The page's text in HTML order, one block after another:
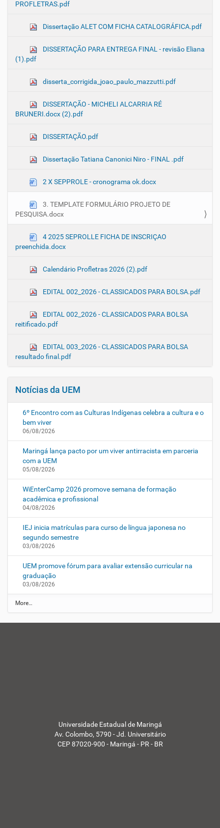
PROFLETRAS.pdf
Dissertação ALET COM FICHA CATALOGRÁFICA.pdf
DISSERTAÇÃO PARA ENTREGA FINAL - revisão Eliana
(1).pdf
disserta_corrigida_joao_paulo_mazzutti.pdf
DISSERTAÇÃO - MICHELI ALCARRIA RÉ
BRUNERI.docx (2).pdf
DISSERTAÇÃO.pdf
Dissertação Tatiana Canonici Niro - FINAL .pdf
2 X SEPPROLE - cronograma ok.docx
3. TEMPLATE FORMULÁRIO PROJETO DE
PESQUISA.docx
4 2025 SEPROLLE FICHA DE INSCRIÇAO
preenchida.docx
Calendário Profletras 2026 (2).pdf
EDITAL 002_2026 - CLASSICADOS PARA BOLSA.pdf
EDITAL 002_2026 - CLASSICADOS PARA BOLSA
reitificado.pdf
EDITAL 003_2026 - CLASSICADOS PARA BOLSA
resultado final.pdf
Notícias da UEM
6º Encontro com as Culturas Indígenas celebra a cultura e o
bem viver
06/08/2026
Maringá lança pacto por um viver antirracista em parceria
com a UEM
05/08/2026
WiEnterCamp 2026 promove semana de formação
acadêmica e profissional
04/08/2026
IEJ inicia matrículas para curso de língua japonesa no
segundo semestre
03/08/2026
UEM promove fórum para avaliar extensão curricular na
graduação
03/08/2026
N
o
More…
Universidade Estadual de Maringá
Av. Colombo, 5790 - Jd. Universitário
CEP 87020-900 - Maringá - PR - BR